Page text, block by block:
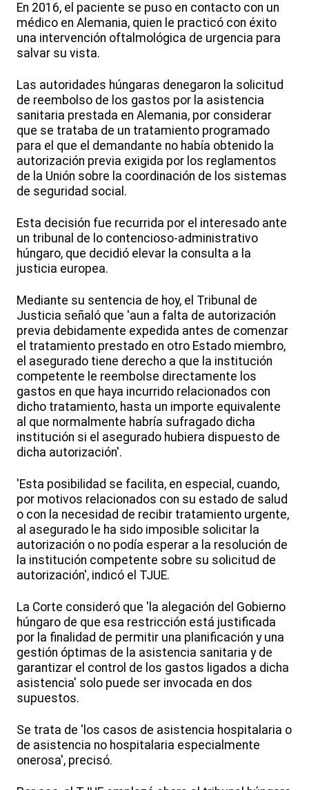
En 2016, el paciente se puso en contacto con un
médico en Alemania, quien le practicó con éxito
una intervención oftalmológica de urgencia para
salvar su vista.
Las autoridades húngaras denegaron la solicitud
de reembolso de los gastos por la asistencia
sanitaria prestada en Alemania, por considerar
que se trataba de un tratamiento programado
para el que el demandante no había obtenido la
autorización previa exigida por los reglamentos
de la Unión sobre la coordinación de los sistemas
de seguridad social.
Esta decisión fue recurrida por el interesado ante
un tribunal de lo contencioso-administrativo
húngaro, que decidió elevar la consulta a la
justicia europea.
Mediante su sentencia de hoy, el Tribunal de
Justicia señaló que 'aun a falta de autorización
previa debidamente expedida antes de comenzar
el tratamiento prestado en otro Estado miembro,
el asegurado tiene derecho a que la institución
competente le reembolse directamente los
gastos en que haya incurrido relacionados con
dicho tratamiento, hasta un importe equivalente
al que normalmente habría sufragado dicha
institución si el asegurado hubiera dispuesto de
dicha autorización'.
'Esta posibilidad se facilita, en especial, cuando,
por motivos relacionados con su estado de salud
o con la necesidad de recibir tratamiento urgente,
al asegurado le ha sido imposible solicitar la
autorización o no podía esperar a la resolución de
la institución competente sobre su solicitud de
autorización', indicó el TJUE.
La Corte consideró que 'la alegación del Gobierno
húngaro de que esa restricción está justificada
por la finalidad de permitir una planificación y una
gestión óptimas de la asistencia sanitaria y de
garantizar el control de los gastos ligados a dicha
asistencia' solo puede ser invocada en dos
supuestos.
Se trata de 'los casos de asistencia hospitalaria o
de asistencia no hospitalaria especialmente
onerosa', precisó.